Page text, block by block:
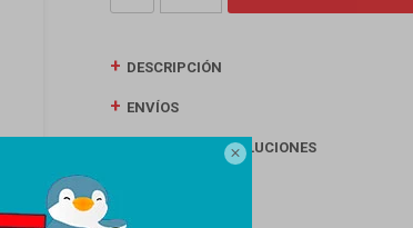

DESCRIPCIÓN
ENVÍOS
CAMBIOS Y DEVOLUCIONES